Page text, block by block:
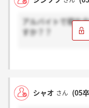
アルバイトで現在
すか？？
シャオ さん (05